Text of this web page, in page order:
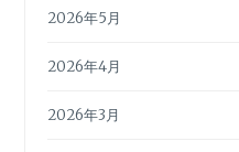
2026年5月
2026年4月
2026年3月